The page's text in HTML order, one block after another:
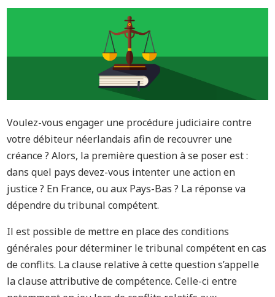
Voulez-vous engager une procédure judiciaire contre
votre débiteur néerlandais afin de recouvrer une
créance ? Alors, la première question à se poser est :
dans quel pays devez-vous intenter une action en
justice ? En France, ou aux Pays-Bas ? La réponse va
dépendre du tribunal compétent.
Il est possible de mettre en place des conditions
générales pour déterminer le tribunal compétent en cas
de conflits. La clause relative à cette question s’appelle
la clause attributive de compétence. Celle-ci entre